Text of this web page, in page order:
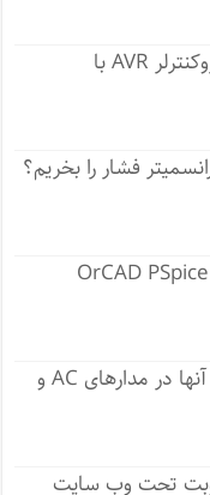
دانلود کتاب 11 پروژه میکروکنترلر AVR با
فشار را بخریم؟
انواع اپتوکوپلر و کاربردهای آنها در مدارهای AC و
تحت وب سایت